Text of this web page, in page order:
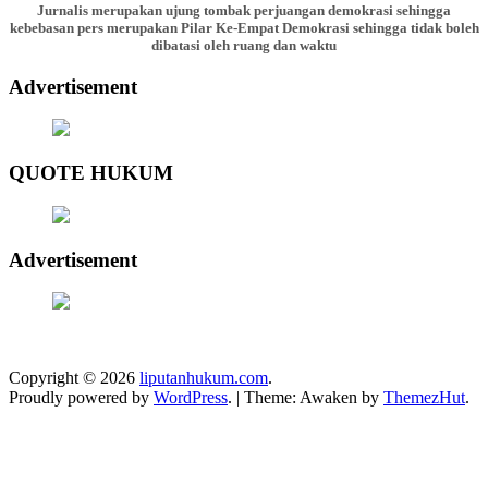
Jurnalis merupakan ujung tombak perjuangan demokrasi sehingga
kebebasan pers merupakan Pilar Ke-Empat Demokrasi sehingga tidak boleh
dibatasi oleh ruang dan waktu
Advertisement
QUOTE HUKUM
Advertisement
Copyright © 2026 liputanhukum.com.
Proudly powered by WordPress. | Theme: Awaken by ThemezHut.